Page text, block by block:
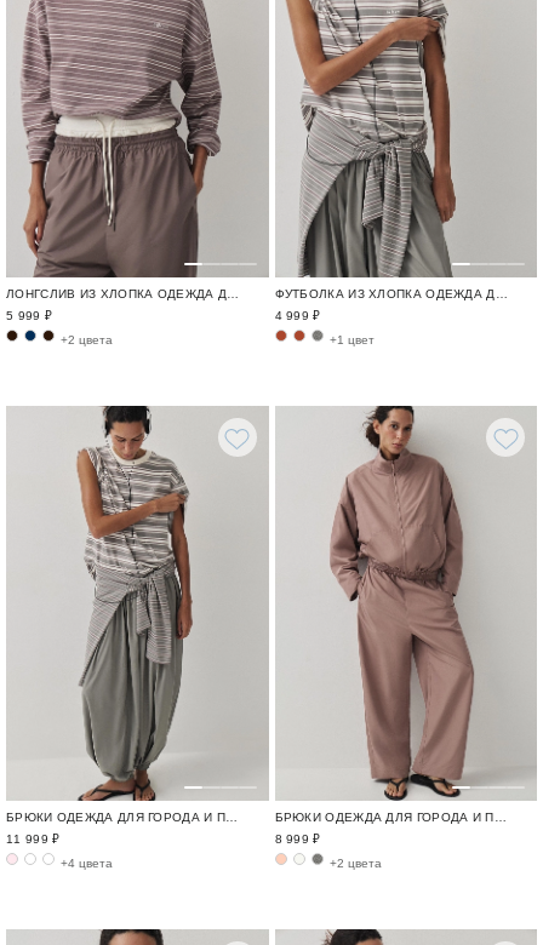
ЛОНГСЛИВ ИЗ ХЛОПКА ОДЕЖДА ДЛЯ ГОРОДА И ПУТЕШЕСТВИЙ / TRAVELLING
5 999 ₽
+2 цвета
ФУТБОЛКА ИЗ ХЛОПКА ОДЕЖДА ДЛЯ ГОРОДА И ПУТЕШЕСТВИЙ / TRAVELLING
4 999 ₽
+1 цвет
11 999 ₽
+4 цвета
8 999 ₽
+2 цвета